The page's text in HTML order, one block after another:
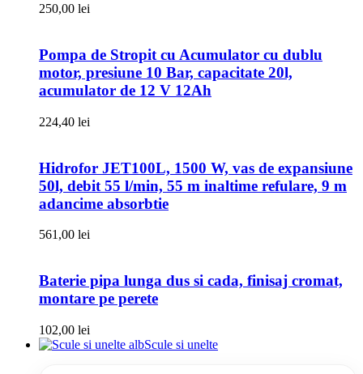
250,00 lei
Pompa de Stropit cu Acumulator cu dublu
motor, presiune 10 Bar, capacitate 20l,
acumulator de 12 V 12Ah
224,40 lei
Hidrofor JET100L, 1500 W, vas de expansiune
50l, debit 55 l/min, 55 m inaltime refulare, 9 m
adancime absorbtie
561,00 lei
Baterie pipa lunga dus si cada, finisaj cromat,
montare pe perete
102,00 lei
Scule si unelte